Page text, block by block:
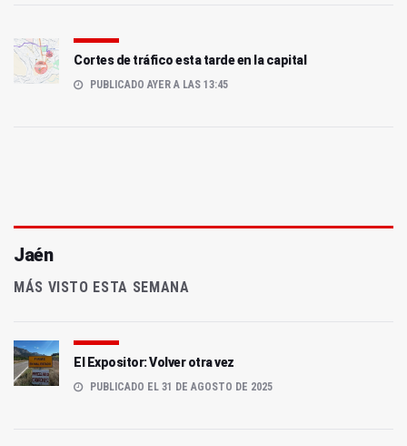
Cortes de tráfico esta tarde en la capital
PUBLICADO AYER A LAS 13:45
Jaén
MÁS VISTO ESTA SEMANA
El Expositor: Volver otra vez
PUBLICADO EL 31 DE AGOSTO DE 2025